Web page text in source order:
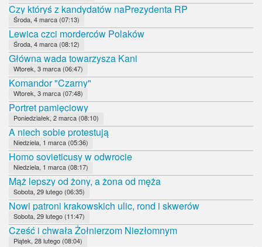
Czy któryś z kandydatów naPrezydenta RP
Środa, 4 marca (07:13)
Lewica czci morderców Polaków
Środa, 4 marca (08:12)
Główna wada towarzysza Kani
Wtorek, 3 marca (06:47)
Komandor "Czarny"
Wtorek, 3 marca (07:48)
Portret pamięciowy
Poniedziałek, 2 marca (08:10)
A niech sobie protestują
Niedziela, 1 marca (05:36)
Homo sovieticusy w odwrocie
Niedziela, 1 marca (08:17)
Mąż lepszy od żony, a żona od męża
Sobota, 29 lutego (06:35)
Nowi patroni krakowskich ulic, rond i skwerów
Sobota, 29 lutego (11:47)
Cześć i chwała Żołnierzom Niezłomnym
Piątek, 28 lutego (08:04)